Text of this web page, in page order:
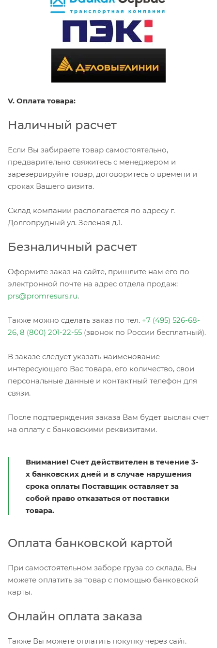
V. Оплата товара:
Наличный расчет
Если Вы забираете товар самостоятельно,
предварительно свяжитесь с менеджером и
зарезервируйте товар, договоритесь о времени и
сроках Вашего визита.
Склад компании располагается по адресу г.
Долгопрудный ул. Зеленая д.1.
Безналичный расчет
Оформите заказ на сайте, пришлите нам его по
электронной почте на адрес отдела продаж:
prs@promresurs.ru.
Также можно сделать заказ по тел. +7 (495) 526-68-
26, 8 (800) 201-22-55 (звонок по России бесплатный).
В заказе следует указать наименование
интересующего Вас товара, его количество, свои
персональные данные и контактный телефон для
связи.
После подтверждения заказа Вам будет выслан счет
на оплату с банковскими реквизитами.
Внимание! Счет действителен в течение 3-
х банковских дней и в случае нарушения
срока оплаты Поставщик оставляет за
собой право отказаться от поставки
товара.
Оплата банковской картой
При самостоятельном заборе груза со склада, Вы
можете оплатить за товар с помощью банковской
карты.
Онлайн оплата заказа
Также Вы можете оплатить покупку через сайт.